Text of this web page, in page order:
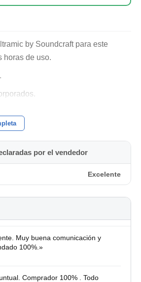
by Soundcraft para este
horas de uso.
por el vendedor
Excelente
Muy buena comunicación y
100%.»
Comprador 100% . Todo